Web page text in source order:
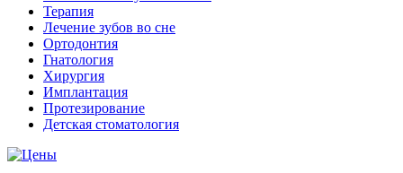
Терапия
Лечение зубов во сне
Ортодонтия
Гнатология
Хирургия
Имплантация
Протезирование
Детская стоматология